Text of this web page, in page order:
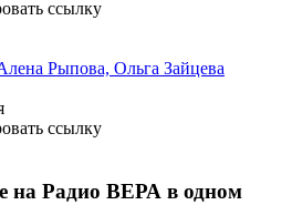
Рыпова, Ольга Зайцева
на Радио ВЕРА в одном